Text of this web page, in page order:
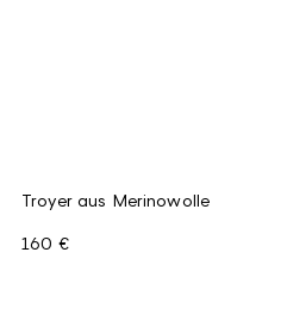
Troyer aus Merinowolle
160 €